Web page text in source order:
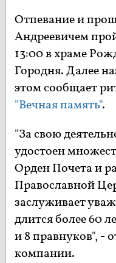
Отпевание и
Андреевичем
13:00 в храме
Городня. Далее
этом сообщает
"Вечная память".
"За свою
удостоен
Орден Почета и
Православной
заслуживает
длится более 60
и 8 правнуков", -
компании.